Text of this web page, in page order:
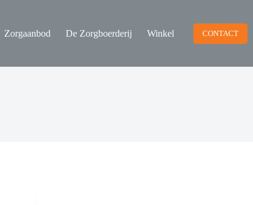
Zorgaanbod De Zorgboerderij Winkel CONTACT